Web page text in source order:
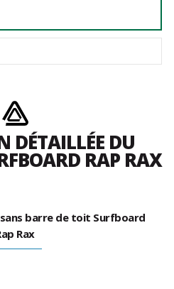
DÉTAILLÉE DU
RAP RAX
barre de toit Surfboard
Rax